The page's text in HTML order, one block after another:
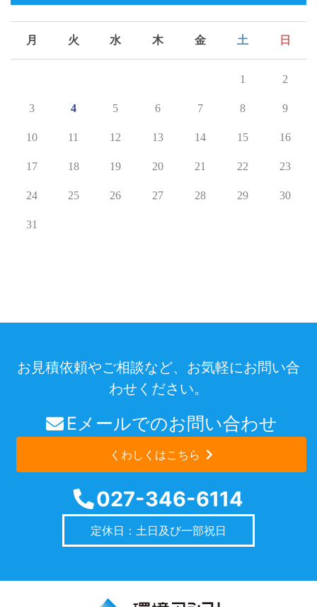
月 火 水 木 金 土 日
1 2
3 4 5 6 7 8 9
10 11 12 13 14 15 16
17 18 19 20 21 22 23
24 25 26 27 28 29 30
31
お見積依頼やご相談など、お気軽にお問い合
わせください。
Eメールでのお問い合わせ
くわしくはこちら
027-346-6114
定休日：土日及び一部祝日